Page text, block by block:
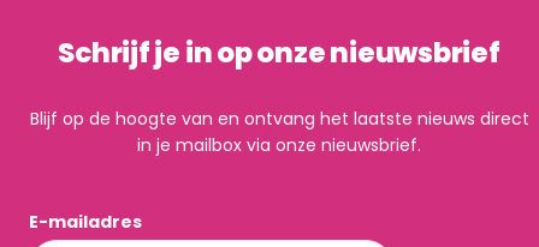
Schrijf je in op onze nieuwsbrief
Blijf op de hoogte van en ontvang het laatste nieuws direct
in je mailbox via onze nieuwsbrief.
E-mailadres